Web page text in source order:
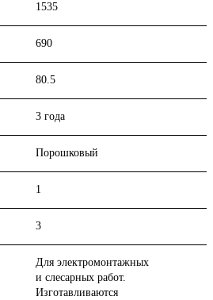
1535
690
80.5
3 года
Порошковый
1
3
Для электромонтажных
и слесарных работ.
Изготавливаются